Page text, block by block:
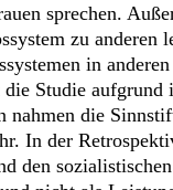
sprechen.
zu anderen
in
die Studie
nahmen die
In der
den